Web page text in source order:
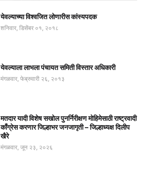
येवल्याच्या विश्वजित लोणारीस कांस्यपदक
शनिवार, डिसेंबर ०१, २०१८
येवल्याला लाभला पंचायत समिती विस्तार अधिकारी
मंगळवार, फेब्रुवारी २६, २०१३
मतदार यादी विशेष सखोल पुनर्निरीक्षण मोहिमेसाठी राष्ट्रवादी
काँग्रेस करणार जिल्हाभर जनजागृती – जिल्हाध्यक्ष दिलीप
खैरे
मंगळवार, जून २३, २०२६